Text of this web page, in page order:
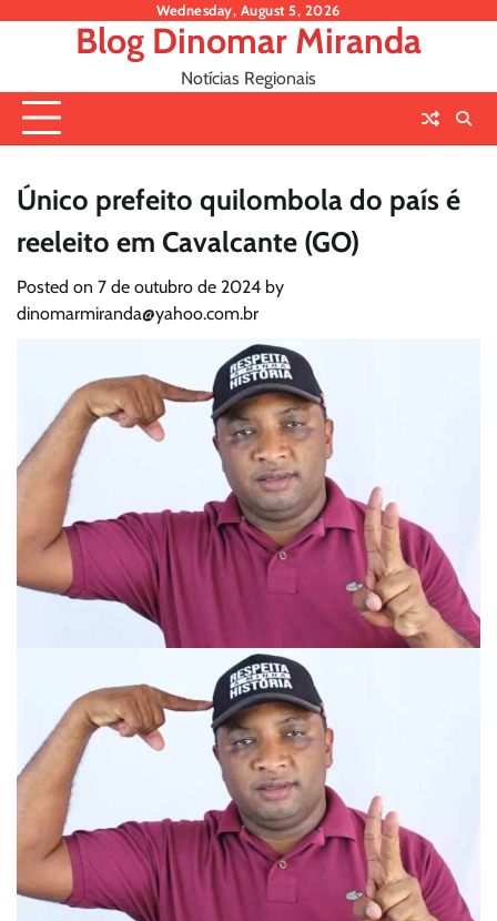
Wednesday, August 5, 2026
Blog Dinomar Miranda
Notícias Regionais
Único prefeito quilombola do país é
reeleito em Cavalcante (GO)
Posted on 7 de outubro de 2024 by
dinomarmiranda@yahoo.com.br